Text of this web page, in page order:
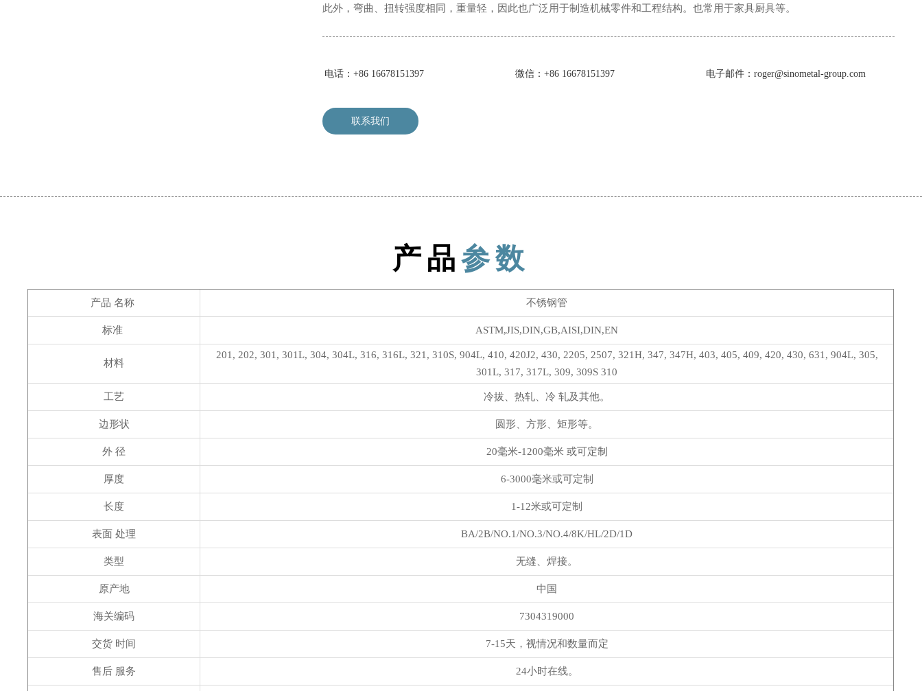
此外，弯曲、扭转强度相同，重量轻，因此也广泛用于制造机械零件和工程结构。也常用于家具厨具等。
电话：+86 16678151397 微信：+86 16678151397 电子邮件：roger@sinometal-group.com
联系我们
产品参数
产品 名称 不锈钢管
标准 ASTM,JIS,DIN,GB,AISI,DIN,EN
材料
201, 202, 301, 301L, 304, 304L, 316, 316L, 321, 310S, 904L, 410, 420J2, 430, 2205, 2507, 321H, 347, 347H, 403, 405, 409, 420, 430, 631, 904L, 305,
301L, 317, 317L, 309, 309S 310
工艺 冷拔、热轧、冷 轧及其他。
边形状 圆形、方形、矩形等。
外 径 20毫米-1200毫米 或可定制
厚度 6-3000毫米或可定制
长度 1-12米或可定制
表面 处理 BA/2B/NO.1/NO.3/NO.4/8K/HL/2D/1D
类型 无缝、焊接。
原产地 中国
海关编码 7304319000
交货 时间 7-15天，视情况和数量而定
售后 服务 24小时在线。